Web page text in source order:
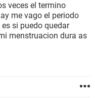
veces el termino
me vago el periodo
si puedo quedar
menstruacion dura as